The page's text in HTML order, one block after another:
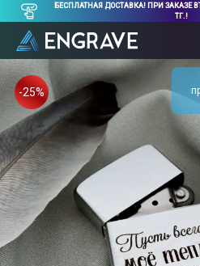
БЕСПЛАТНАЯ ДОСТАВКА! ПРИ ЗАКАЗЕ
ТГ.!
-25%